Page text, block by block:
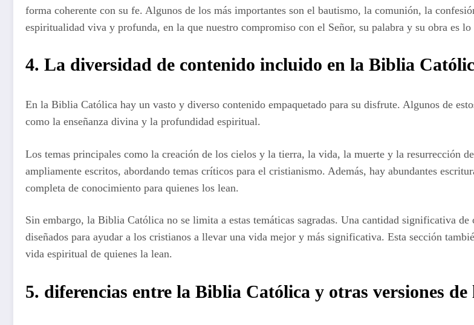
forma coherente con su fe. Algunos de los más importantes son el bautismo, la comunión, la
espiritualidad viva y profunda, en la que nuestro compromiso con el Señor, su palabra y su obra es lo
4. La diversidad de contenido incluido en la Biblia
En la Biblia Católica hay un vasto y diverso contenido empaquetado para su disfrute. Algunos de
como la enseñanza divina y la profundidad espiritual.
Los temas principales como la creación de los cielos y la tierra, la vida, la muerte y la resurrección
ampliamente escritos, abordando temas críticos para el cristianismo. Además, hay abundantes
completa de conocimiento para quienes los lean.
Sin embargo, la Biblia Católica no se limita a estas temáticas sagradas. Una cantidad significativa
diseñados para ayudar a los cristianos a llevar una vida mejor y más significativa. Esta sección
vida espiritual de quienes la lean.
5. diferencias entre la Biblia Católica y otras versiones